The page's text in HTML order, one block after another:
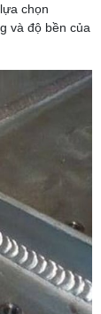
chọn
và độ bền của